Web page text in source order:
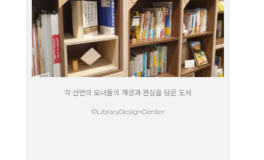
각 선반의 오너들의 개성과 관심을 담은 도서
©LibraryDesignCenter